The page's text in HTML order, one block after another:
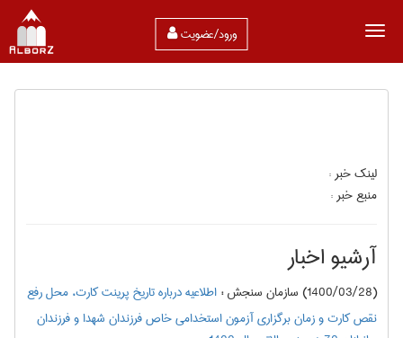
ورود/عضویت
لینک خبر :
منبع خبر :
آرشیو اخبار
(1400/03/28) سازمان سنجش :اطلاعيه درباره‌ تاريخ پرينت كارت، محل رفع
نقص كارت و زمان‌ برگزاري آزمون استخدامی خاص فرزندان شهدا و فرزندان